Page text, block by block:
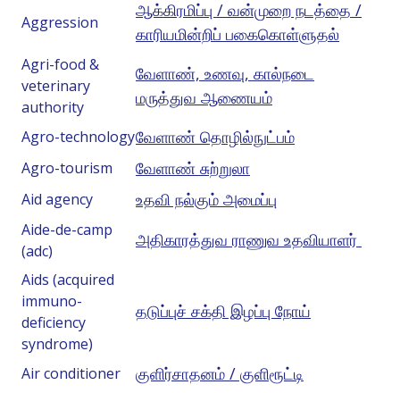
Aggression
ஆக்கிரமிப்பு / வன்முறை நடத்தை /
காரியமின்றிப் பகைகொள்ளுதல்
Agri-food &
veterinary
authority
வேளாண், உணவு, கால்நடை
மருத்துவ ஆணையம்
Agro-technologyவேளாண் தொழில்நுட்பம்
Agro-tourism வேளாண் சுற்றுலா
Aid agency உதவி நல்கும் அமைப்பு
Aide-de-camp
(adc)
அதிகாரத்துவ ராணுவ உதவியாளர்
Aids (acquired
immuno-
deficiency
syndrome)
தடுப்புச் சக்தி இழப்பு நோய்
Air conditioner குளிர்சாதனம் / குளிரூட்டி